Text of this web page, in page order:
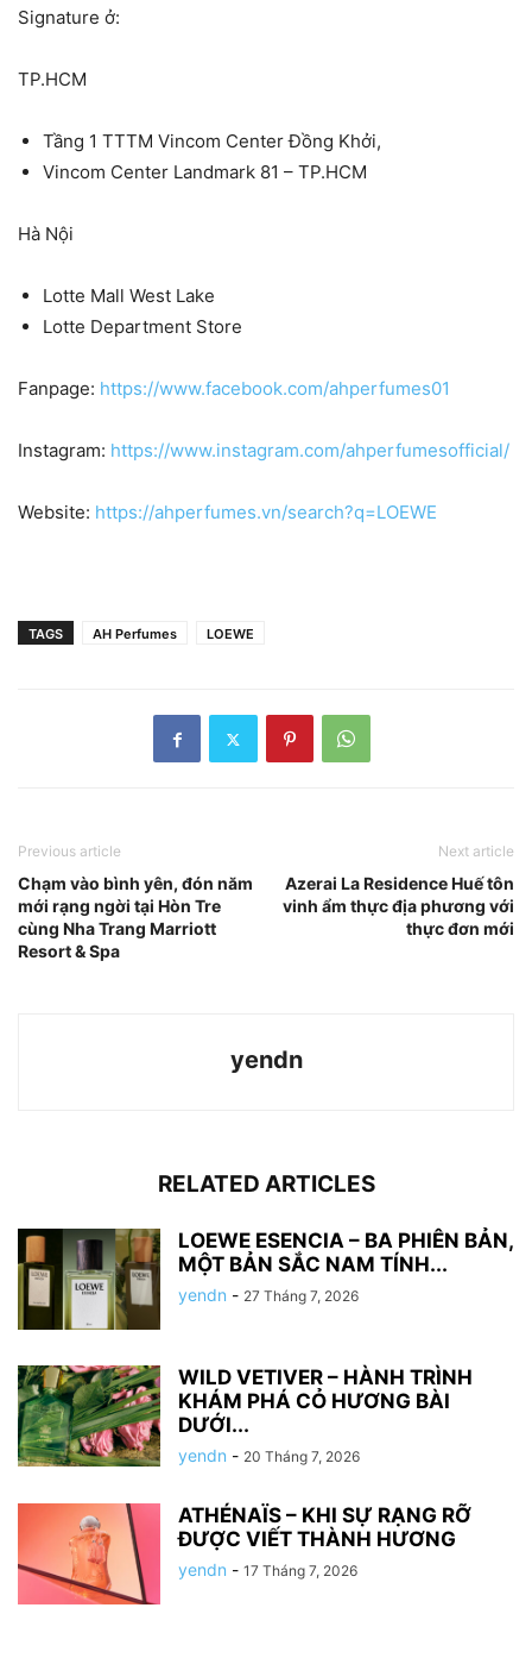
Signature ở:
TP.HCM
Tầng 1 TTTM Vincom Center Đồng Khởi,
Vincom Center Landmark 81 – TP.HCM
Hà Nội
Lotte Mall West Lake
Lotte Department Store
Fanpage: https://www.facebook.com/ahperfumes01
Instagram: https://www.instagram.com/ahperfumesofficial/
Website: https://ahperfumes.vn/search?q=LOEWE
TAGS AH Perfumes LOEWE
Previous article
Chạm vào bình yên, đón năm
mới rạng ngời tại Hòn Tre
cùng Nha Trang Marriott
Resort & Spa
Next article
Azerai La Residence Huế tôn
vinh ẩm thực địa phương với
thực đơn mới
yendn
RELATED ARTICLES
LOEWE ESENCIA – BA PHIÊN BẢN,
MỘT BẢN SẮC NAM TÍNH...
yendn - 27 Tháng 7, 2026
WILD VETIVER – HÀNH TRÌNH
KHÁM PHÁ CỎ HƯƠNG BÀI
DƯỚI...
yendn - 20 Tháng 7, 2026
ATHÉNAÏS – KHI SỰ RẠNG RỠ
ĐƯỢC VIẾT THÀNH HƯƠNG
yendn - 17 Tháng 7, 2026